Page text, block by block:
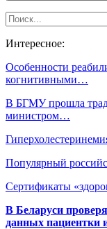
Интересное:
Особенности
когнитивными…
В БГМУ прошла
министром…
Популярный
Сертификаты
В Беларуси
данных пациентки